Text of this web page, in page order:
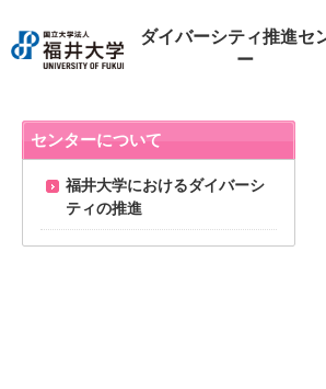
ダイバーシティ推進セ
ー
センターについて
福井大学におけるダイバーシ
ティの推進